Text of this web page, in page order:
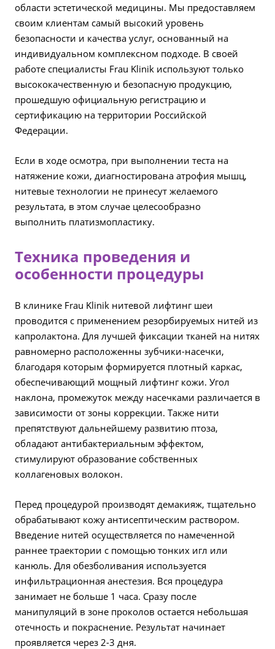
области эстетической медицины. Мы предоставляем
своим клиентам самый высокий уровень
безопасности и качества услуг, основанный на
индивидуальном комплексном подходе. В своей
работе специалисты Frau Klinik используют только
высококачественную и безопасную продукцию,
прошедшую официальную регистрацию и
сертификацию на территории Российской
Федерации.
Если в ходе осмотра, при выполнении теста на
натяжение кожи, диагностирована атрофия мышц,
нитевые технологии не принесут желаемого
результата, в этом случае целесообразно
выполнить платизмопластику.
Техника проведения и
особенности процедуры
В клинике Frau Klinik нитевой лифтинг шеи
проводится с применением резорбируемых нитей из
капролактона. Для лучшей фиксации тканей на нитях
равномерно расположенны зубчики-насечки,
благодаря которым формируется плотный каркас,
обеспечивающий мощный лифтинг кожи. Угол
наклона, промежуток между насечками различается в
зависимости от зоны коррекции. Также нити
препятствуют дальнейшему развитию птоза,
обладают антибактериальным эффектом,
стимулируют образование собственных
коллагеновых волокон.
Перед процедурой производят демакияж, тщательно
обрабатывают кожу антисептическим раствором.
Введение нитей осуществляется по намеченной
раннее траектории с помощью тонких игл или
канюль. Для обезболивания используется
инфильтрационная анестезия. Вся процедура
занимает не больше 1 часа. Сразу после
манипуляций в зоне проколов остается небольшая
отечность и покраснение. Результат начинает
проявляется через 2-3 дня.